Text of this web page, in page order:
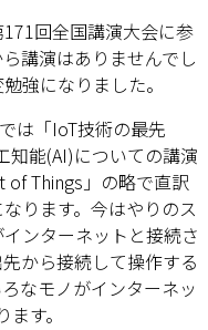
回全国講演大会に参
講演はありませんでし
強になりました。
は「IoT技術の最先
知能(AI)についての講演
Things」の略で直訳
ります。今はやりのス
ンターネットと接続さ
から接続して操作する
なモノがインターネッ
す。